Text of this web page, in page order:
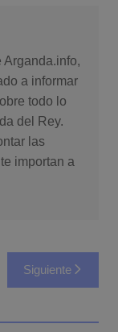
Arganda.info,
a informar
todo lo
del Rey.
las
importan a
Siguiente